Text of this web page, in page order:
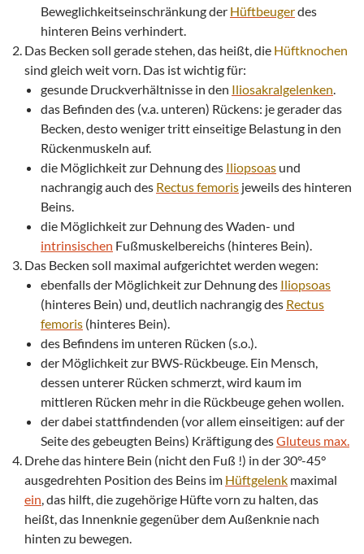
Beweglichkeitseinschränkung der Hüftbeugerdes
hinteren Beins verhindert.
Das Becken soll gerade stehen, das heißt, die Hüftknochen
sind gleich weit vorn. Das ist wichtig für:
gesunde Druckverhältnisse in den Iliosakralgelenken.
das Befinden des (v.a. unteren) Rückens: je gerader das
Becken, desto weniger tritt einseitige Belastung in den
Rückenmuskeln auf.
die Möglichkeit zur Dehnung des Iliopsoas und
nachrangig auch des Rectus femoris jeweils des hinteren
Beins.
die Möglichkeit zur Dehnung des Waden- und
intrinsischen Fußmuskelbereichs (hinteres Bein).
Das Becken soll maximal aufgerichtet werden wegen:
ebenfalls der Möglichkeit zur Dehnung des Iliopsoas
(hinteres Bein) und, deutlich nachrangig des Rectus
femoris (hinteres Bein).
des Befindens im unteren Rücken (s.o.).
der Möglichkeit zur BWS-Rückbeuge. Ein Mensch,
dessen unterer Rücken schmerzt, wird kaum im
mittleren Rücken mehr in die Rückbeuge gehen wollen.
der dabei stattfindenden (vor allem einseitigen: auf der
Seite des gebeugten Beins) Kräftigung desGluteus max.
Drehe das hintere Bein (nicht den Fuß !) in der 30°-45°
ausgedrehten Position des Beins im Hüftgelenk maximal
ein, das hilft, die zugehörige Hüfte vorn zu halten, das
heißt, das Innenknie gegenüber dem Außenknie nach
hinten zu bewegen.